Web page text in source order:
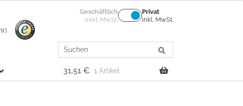
Geschäftlich
exkl. MwSt.
Privat
inkl. MwSt.
Search
for:
31,51 € 1 Artikel